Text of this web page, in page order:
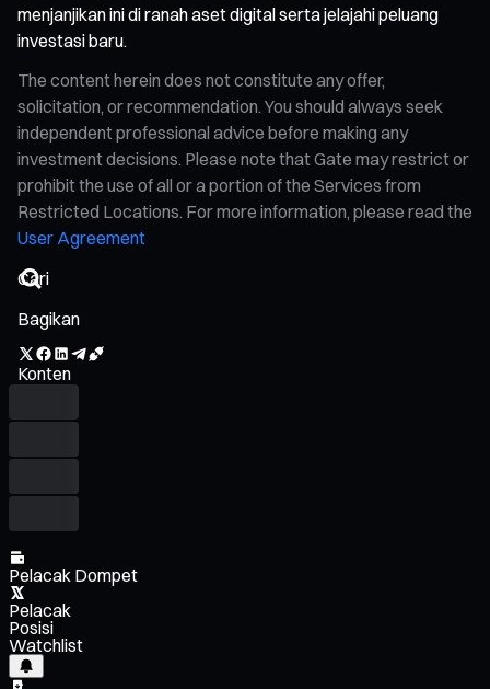
menjanjikan ini di ranah aset digital serta jelajahi peluang
investasi baru.
The content herein does not constitute any offer,
solicitation, or recommendation. You should always seek
independent professional advice before making any
investment decisions. Please note that Gate may restrict or
prohibit the use of all or a portion of the Services from
Restricted Locations. For more information, please read the
User Agreement
Bagikan
Konten
Pelacak Dompet
Pelacak
Posisi
Watchlist